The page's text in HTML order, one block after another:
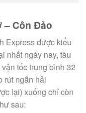
– Côn Đảo
Express được kiểu
nhất ngày nay, tàu
vận tốctrung bình 32
rút ngắn hải
lại) xuống chỉ còn
sau: